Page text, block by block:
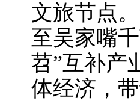
文旅节点
至吴家嘴
苕”互补产
体经济，